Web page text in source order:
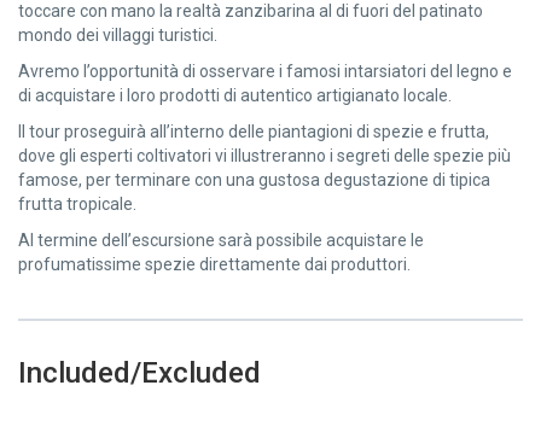
toccare con mano la realtà zanzibarina al di fuori del patinato
mondo dei villaggi turistici.
Avremo l’opportunità di osservare i famosi intarsiatori del legno e
di acquistare i loro prodotti di autentico artigianato locale.
Il tour proseguirà all’interno delle piantagioni di spezie e frutta,
dove gli esperti coltivatori vi illustreranno i segreti delle spezie più
famose, per terminare con una gustosa degustazione di tipica
frutta tropicale.
Al termine dell’escursione sarà possibile acquistare le
profumatissime spezie direttamente dai produttori.
Included/Excluded